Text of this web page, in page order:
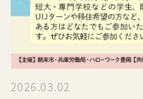
2026.03.02